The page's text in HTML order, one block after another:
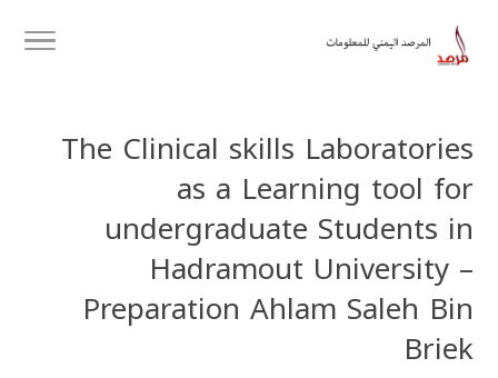
The Clinical skills Laboratories
as a Learning tool for
undergraduate Students in
Hadramout University –
Preparation Ahlam Saleh Bin
Briek